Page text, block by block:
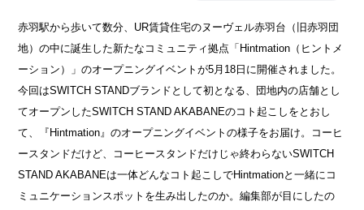
赤羽駅から歩いて数分、UR賃貸住宅のヌーヴェル赤羽台（旧赤羽団
地）の中に誕生した新たなコミュニティ拠点「Hintmation（ヒントメ
ーション）」のオープニングイベントが5月18日に開催されました。
今回はSWITCH STANDブランドとして初となる、団地内の店舗とし
てオープンしたSWITCH STAND AKABANEのコト起こしをとおし
て、『Hintmation』のオープニングイベントの様子をお届け。コーヒ
ースタンドだけど、コーヒースタンドだけじゃ終わらないSWITCH
STAND AKABANEは一体どんなコト起こしでHintmationと一緒にコ
ミュニケーションスポットを生み出したのか。編集部が目にしたの